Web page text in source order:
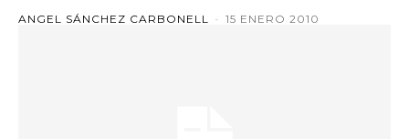
ANGEL SÁNCHEZ CARBONELL - 15 ENERO 2010